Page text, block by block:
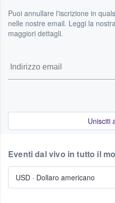
Puoi annullare l'iscrizione in
nelle nostre email. Leggi la nostra
maggiori dettagli.
Unisciti
Eventi dal vivo in tutto il
USD · Dollaro americano